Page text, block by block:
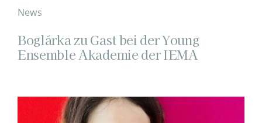
News
Boglárka zu Gast bei der Young
Ensemble Akademie der IEMA